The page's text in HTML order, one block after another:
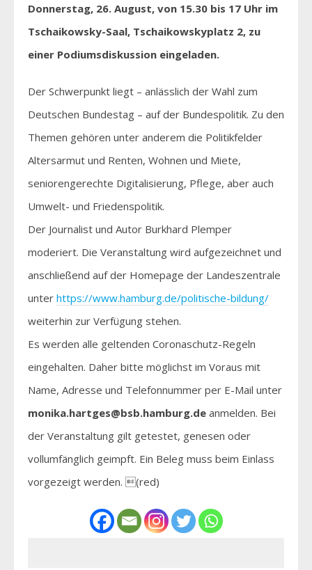
Donnerstag, 26. August, von 15.30 bis 17 Uhr im
Tschaikowsky-Saal, Tschaikowskyplatz 2, zu
einer Podiumsdiskussion eingeladen.
Der Schwerpunkt liegt – anlässlich der Wahl zum
Deutschen Bundestag – auf der Bundespolitik. Zu den
Themen gehören unter anderem die Politikfelder
Altersarmut und Renten, Wohnen und Miete,
seniorengerechte Digitalisierung, Pflege, aber auch
Umwelt- und Friedenspolitik.
Der Journalist und Autor Burkhard Plemper
moderiert. Die Veranstaltung wird aufgezeichnet und
anschließend auf der Homepage der Landeszentrale
unter https://www.hamburg.de/politische-bildung/
weiterhin zur Verfügung stehen.
Es werden alle geltenden Coronaschutz-Regeln
eingehalten. Daher bitte möglichst im Voraus mit
Name, Adresse und Telefonnummer per E-Mail unter
monika.hartges@bsb.hamburg.de anmelden. Bei
der Veranstaltung gilt getestet, genesen oder
vollumfänglich geimpft. Ein Beleg muss beim Einlass
vorgezeigt werden. (red)